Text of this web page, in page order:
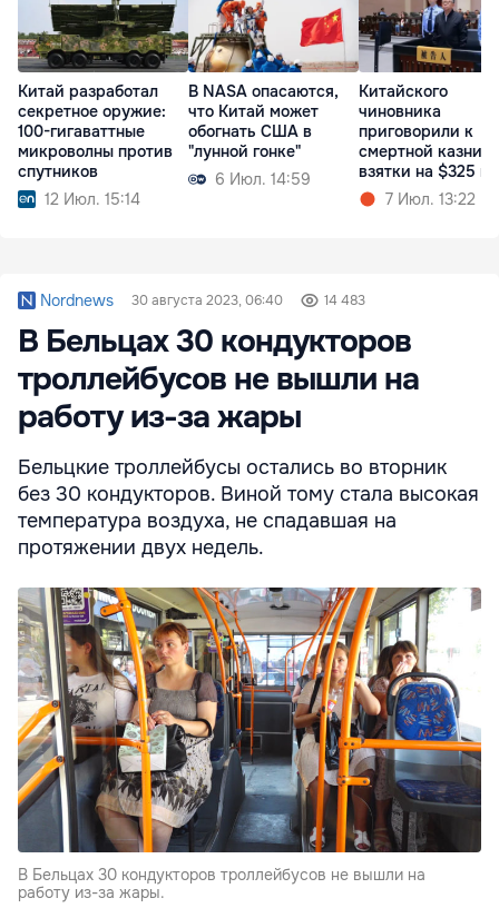
Китай разработал
секретное оружие:
100-гигаваттные
микроволны против
спутников
12 Июл. 15:14
В NASA опасаются,
что Китай может
обогнать США в
"лунной гонке"
6 Июл. 14:59
Китайского
чиновника
приговорили к
смертной казни
взятки на $325
7 Июл. 13:22
Nordnews 30 августа 2023, 06:40 14 483
В Бельцах 30 кондукторов
троллейбусов не вышли на
работу из-за жары
Бельцкие троллейбусы остались во вторник
без 30 кондукторов. Виной тому стала высокая
температура воздуха, не спадавшая на
протяжении двух недель.
В Бельцах 30 кондукторов троллейбусов не вышли на
работу из-за жары.